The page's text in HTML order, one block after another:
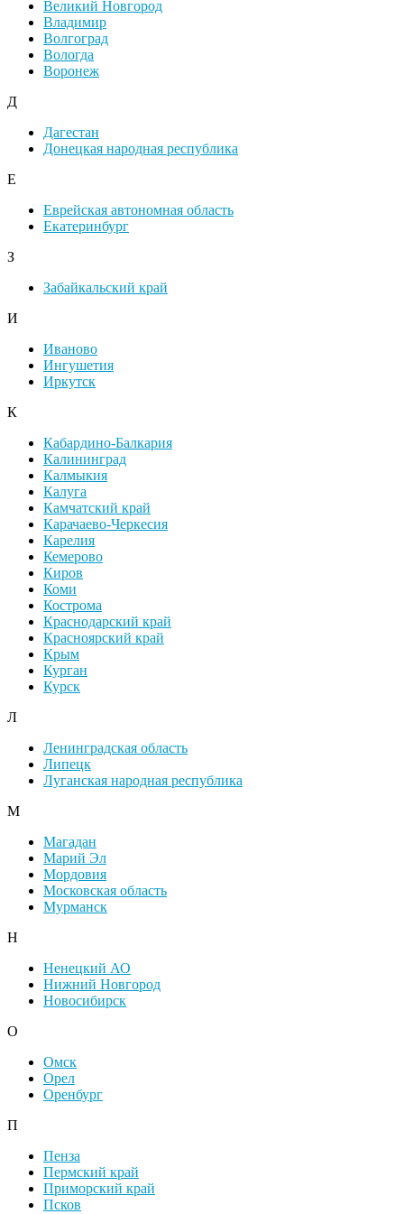
Великий Новгород
Владимир
Волгоград
Вологда
Воронеж
Д
Дагестан
Донецкая народная республика
Е
Еврейская автономная область
Екатеринбург
З
Забайкальский край
И
Иваново
Ингушетия
Иркутск
К
Кабардино-Балкария
Калининград
Калмыкия
Калуга
Камчатский край
Карачаево-Черкесия
Карелия
Кемерово
Киров
Коми
Кострома
Краснодарский край
Красноярский край
Крым
Курган
Курск
Л
Ленинградская область
Липецк
Луганская народная республика
М
Магадан
Марий Эл
Мордовия
Московская область
Мурманск
Н
Ненецкий АО
Нижний Новгород
Новосибирск
О
Омск
Орел
Оренбург
П
Пенза
Пермский край
Приморский край
Псков